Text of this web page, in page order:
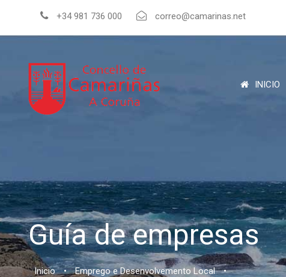
+34 981 736 000 correo@camarinas.net
INICIO
Guía de empresas
Inicio • Emprego e Desenvolvemento Local •